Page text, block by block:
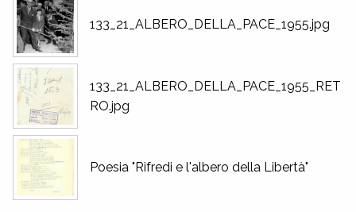
133_21_ALBERO_DELLA_PACE_1955.jpg
133_21_ALBERO_DELLA_PACE_1955_RET
RO.jpg
Poesia "Rifredi e l'albero della Libertà"